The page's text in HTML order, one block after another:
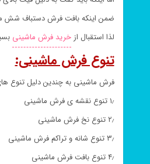
ضمن اینکه بافت فرش دستباف شش
لذا استقبال ازخرید فرش ماشینی
تنوع فرش ماشینی:
فرش ماشینی به چندین دلیل تنوع های
۱٫ تنوع نقشه ی فرش ماشینی
۲٫ تنوع نخ فرش ماشینی
۳٫ تنوع شانه و تراکم فرش ماشینی
۴٫ تنوع بافت فرش ماشینی